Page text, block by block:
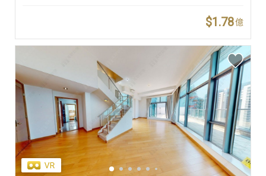
$1.78億